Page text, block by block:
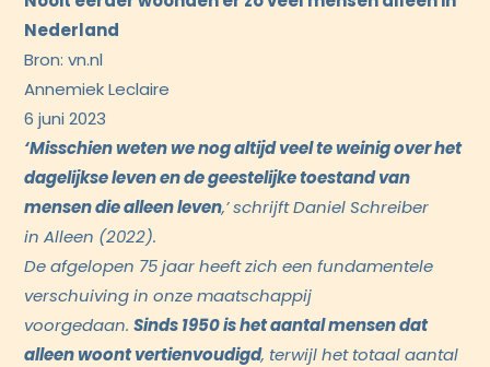
Nederland
Bron: vn.nl
Annemiek Leclaire
6 juni 2023
‘Misschien weten we nog altijd veel te weinig over het
dagelijkse leven en de geestelijke toestand van
mensen die alleen leven,’ schrijft Daniel Schreiber
in Alleen (2022).
De afgelopen 75 jaar heeft zich een fundamentele
verschuiving in onze maatschappij
voorgedaan.Sinds 1950 is het aantal mensen dat
alleen woont vertienvoudigd, terwijl het totaal aantal